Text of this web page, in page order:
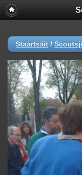
Staartsäit /